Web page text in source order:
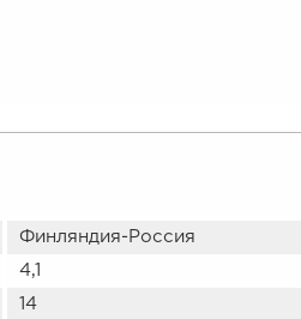
Финляндия-Россия
4,1
14